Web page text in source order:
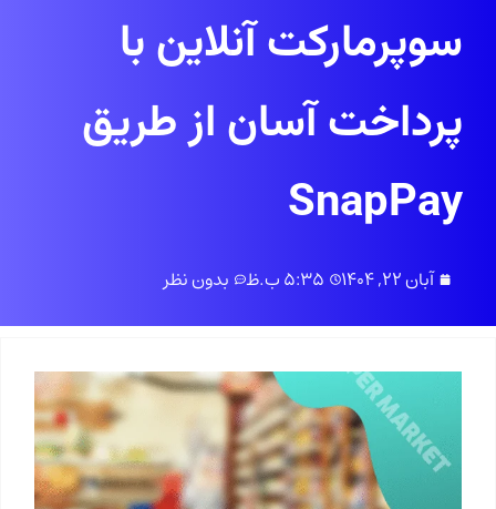
سوپرمارکت آنلاین با
پرداخت آسان از طریق
SnapPay
آبان 22, 1404 5:35 ب.ظ بدون نظر